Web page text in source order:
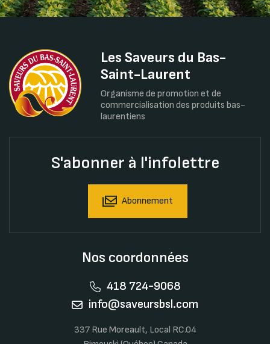
Les Saveurs du Bas-
Saint-Laurent
Organisme de promotion et de
commercialisation des produits bas-
laurentiens
S'abonner à l'infolettre
Abonnement
Nos coordonnées
418 724-9068
info@saveursbsl.com
337 Rue Moreault, Local RC.04